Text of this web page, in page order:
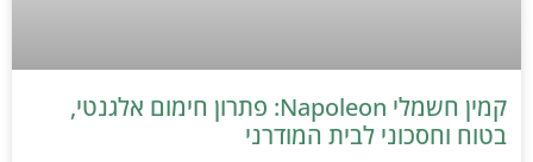
קמין חשמלי Napoleon: פתרון חימום אלגנטי,
בטוח וחסכוני לבית המודרני